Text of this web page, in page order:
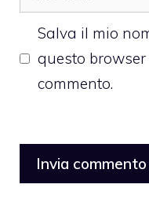
web
Salva il mio
questo
commento.